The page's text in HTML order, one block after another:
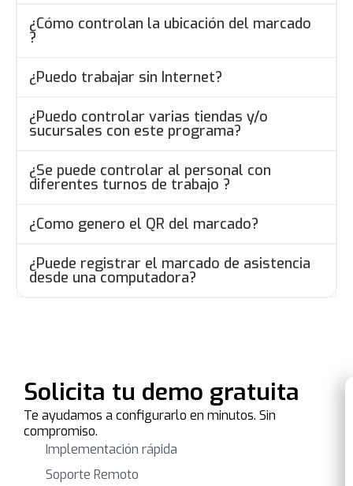
¿Cómo controlan la ubicación del marcado
?
¿Puedo trabajar sin Internet?
¿Puedo controlar varias tiendas y/o
sucursales con este programa?
¿Se puede controlar al personal con
diferentes turnos de trabajo ?
¿Como genero el QR del marcado?
¿Puede registrar el marcado de asistencia
desde una computadora?
Solicita tu demo gratuita
Te ayudamos a configurarlo en minutos. Sin
compromiso.
Implementación rápida
Soporte Remoto